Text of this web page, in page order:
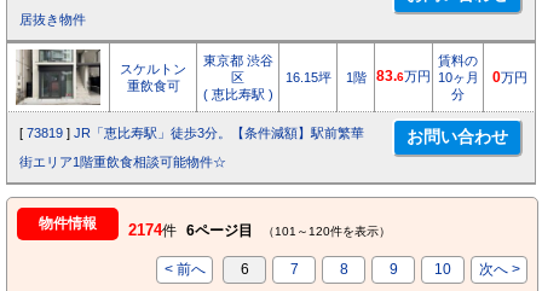
居抜き物件
スケルトン
重飲食可
東京都 渋谷
区
( 恵比寿駅 )
16.15坪 1階 83.6万円
賃料の
10ヶ月
分
0万円
[ 73819 ] JR「恵比寿駅」徒歩3分。【条件減額】駅前繁華
街エリア1階重飲食相談可能物件☆
物件情報 2174件 6ページ目 （101～120件を表示）
< 前へ 6 7 8 9 10 次へ >